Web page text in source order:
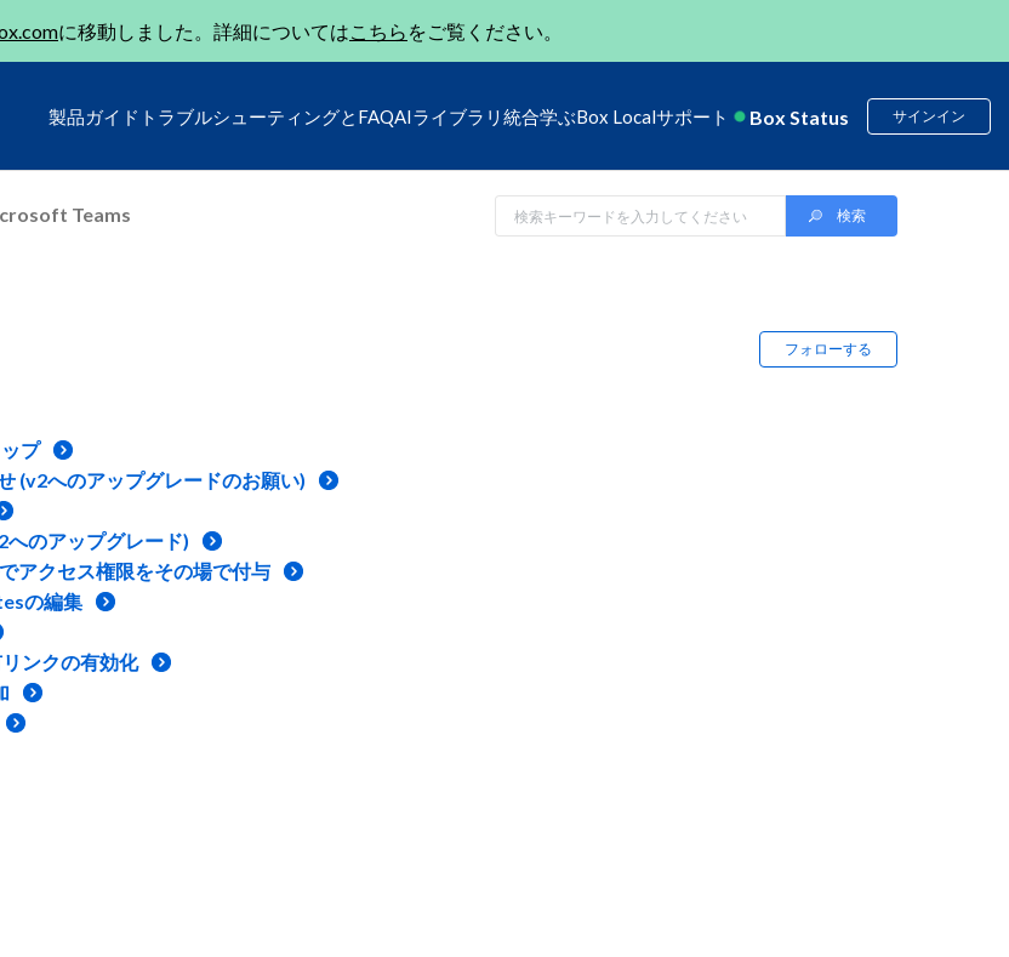
に移動しました。詳細についてはこちら をご覧ください。
製品ガイド トラブルシューティングとFAQAIライブラリ 統合学ぶBox Localサポート Box Status サインイン
Teams
フォローする
プ
(v2へのアップグレードのお願い)
のアップグレード)
アクセス権限をその場で付与
の編集
ンクの有効化